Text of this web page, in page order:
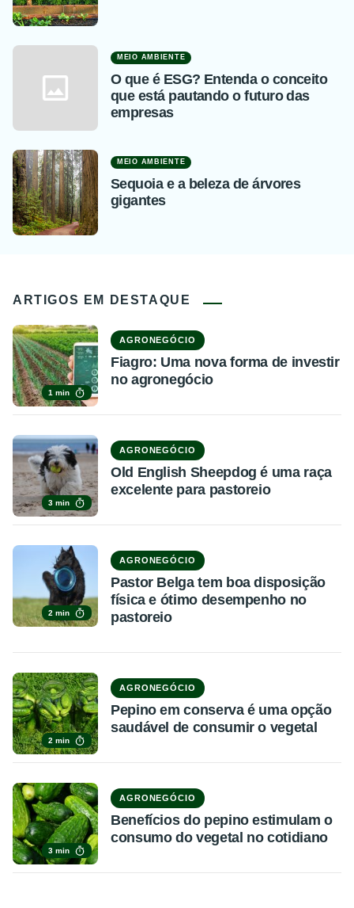
MEIO AMBIENTE
O que é ESG? Entenda o conceito
que está pautando o futuro das
empresas
MEIO AMBIENTE
Sequoia e a beleza de árvores
gigantes
ARTIGOS EM DESTAQUE
1 min
AGRONEGÓCIO
Fiagro: Uma nova forma de investir
no agronegócio
3 min
AGRONEGÓCIO
Old English Sheepdog é uma raça
excelente para pastoreio
2 min
AGRONEGÓCIO
Pastor Belga tem boa disposição
física e ótimo desempenho no
pastoreio
2 min
AGRONEGÓCIO
Pepino em conserva é uma opção
saudável de consumir o vegetal
3 min
AGRONEGÓCIO
Benefícios do pepino estimulam o
consumo do vegetal no cotidiano